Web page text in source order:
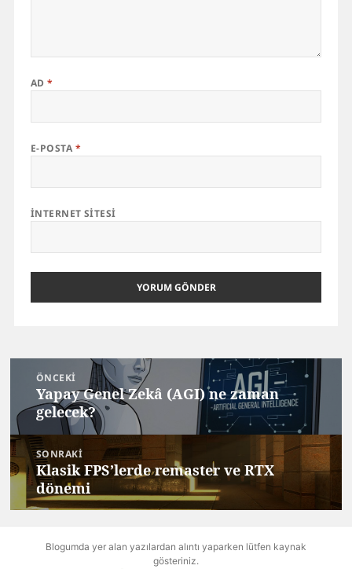
AD*
E-POSTA *
İNTERNET SITESI
gezinmesi
ÖNCEKI
Önceki
yazı:
Yapay Genel Zekâ (AGI) ne zaman
gelecek?
SONRAKI
Sonraki
yazı:
Klasik FPS’lerde remaster ve RTX
dönemi
Blogumda yer alan yazılardan alıntı yaparken lütfen kaynak
gösteriniz.